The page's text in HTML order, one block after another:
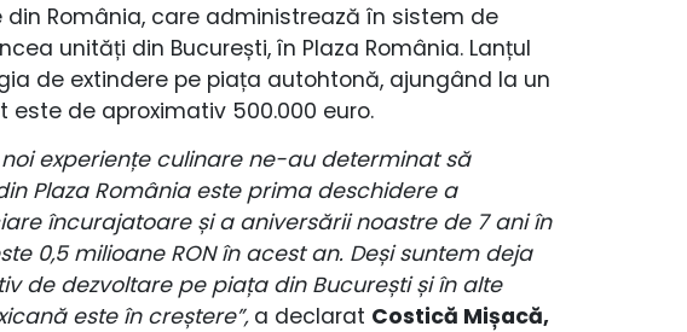
România, care administrează în sistem de
unități din București, în Plaza România. Lanțul
de extindere pe piața autohtonă, ajungând la un
este de aproximativ 500.000 euro.
experiențe culinare ne-au determinat să
Plaza România este prima deschidere a
încurajatoare și a aniversării noastre de 7 ani în
0,5 milioane RON în acest an. Deși suntem deja
de dezvoltare pe piața din București și în alte
este în creștere”, a declarat Costică Mișacă,